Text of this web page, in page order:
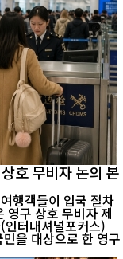
호 무비자 논의 본
행객들이 입국 절차
영구 상호 무비자 제
인터내셔널포커스)
을 대상으로 한 영구